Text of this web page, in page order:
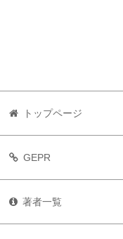
トップページ
GEPR
著者一覧